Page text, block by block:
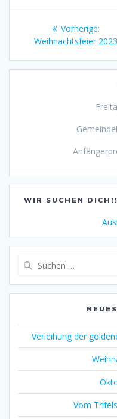
Vorherige:
Weihnachtsfeier 2023
WIR SUCHEN
Verleihung der
Vom